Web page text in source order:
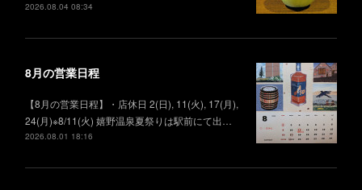
2026.08.04 08:34
8月の営業日程
【8月の営業日程】・店休日 2(日), 11(火), 17(月),
24(月)※8/11(火) 嬉野温泉夏祭りは駅前にて出…
2026.08.01 18:16